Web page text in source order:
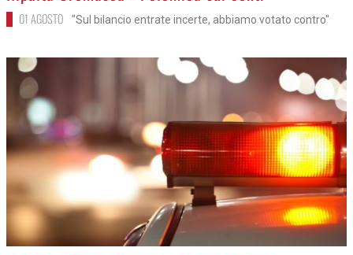
01 AGOSTO "Sul bilancio entrate incerte, abbiamo votato contro"